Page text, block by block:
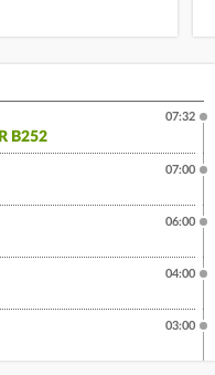
B252
07:32
07:00
06:00
04:00
03:00